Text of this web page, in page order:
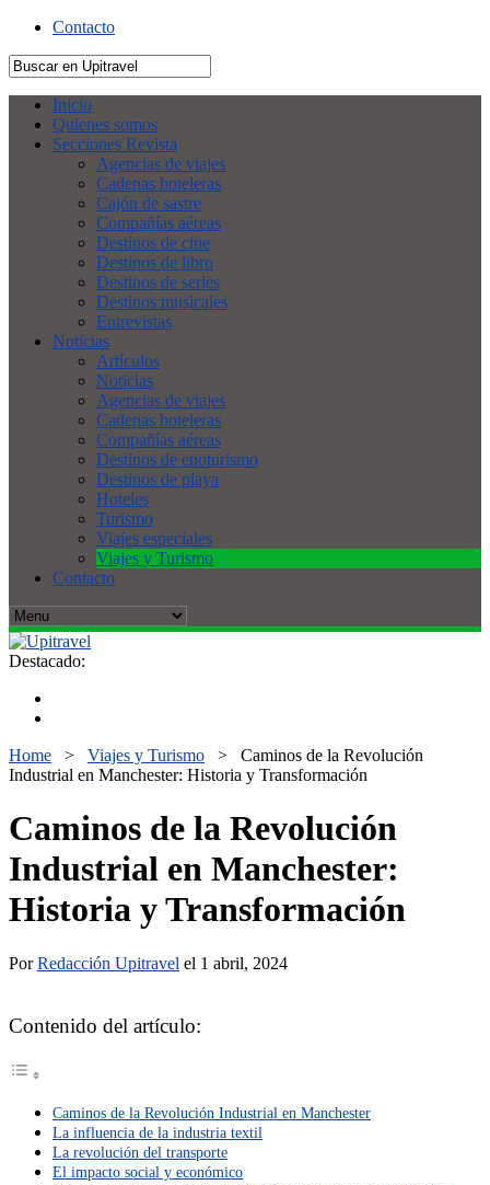
Contacto
Inicio
Quienes somos
Secciones Revista
Agencias de viajes
Cadenas hoteleras
Cajón de sastre
Compañías aéreas
Destinos de cine
Destinos de libro
Destinos de series
Destinos musicales
Entrevistas
Noticias
Artículos
Noticias
Agencias de viajes
Cadenas hoteleras
Compañías aéreas
Destinos de enoturismo
Destinos de playa
Hoteles
Turismo
Viajes especiales
Viajes y Turismo
Contacto
Destacado:
Home > Viajes y Turismo > Caminos de la Revolución
Industrial en Manchester: Historia y Transformación
Caminos de la Revolución
Industrial en Manchester:
Historia y Transformación
PorRedacción Upitravel el 1 abril, 2024
Contenido del artículo:
Caminos de la Revolución Industrial en Manchester
La influencia de la industria textil
La revolución del transporte
El impacto social y económico